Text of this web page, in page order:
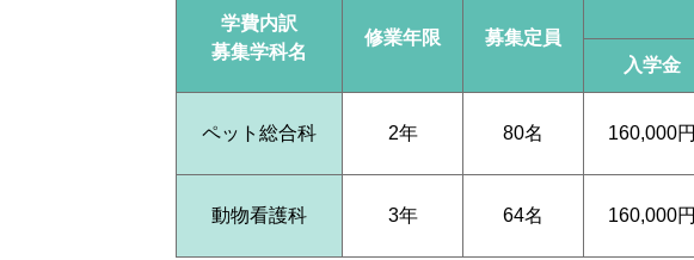
学費内訳
募集学科名
修業年限 募集定員
入学金
ペット総合科 2年 80名 160,000円
動物看護科 3年 64名 160,000円